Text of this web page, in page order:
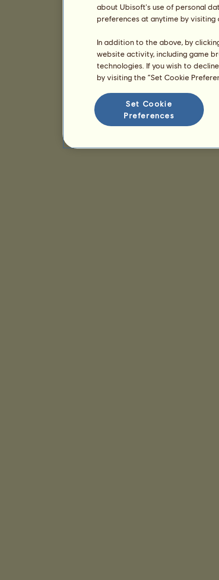
about Ubisoft's use of personal
preferences at anytime by
In addition to the above, by
website activity, including game
technologies. If you wish to
by visiting the “Set Cookie
Set Cookie
Preferences